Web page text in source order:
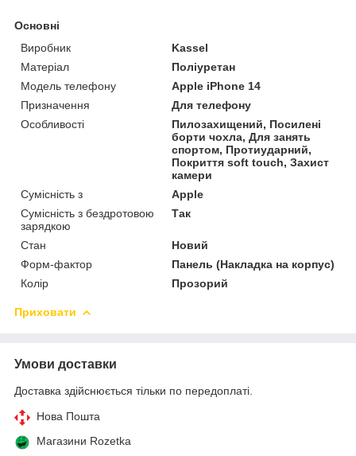
Основні
Виробник
Kassel
Матеріал
Поліуретан
Модель телефону
Apple iPhone 14
Призначення
Для телефону
Особливості
Пилозахищений, Посилені
борти чохла, Для занять
спортом, Протиударний,
Покриття soft touch, Захист
камери
Сумісність з
Apple
Сумісність з бездротовою
зарядкою
Так
Стан
Новий
Форм-фактор
Панель (Накладка на корпус)
Колір
Прозорий
Приховати
Умови доставки
Доставка здійснюється тільки по передоплаті.
Нова Пошта
Магазини Rozetka